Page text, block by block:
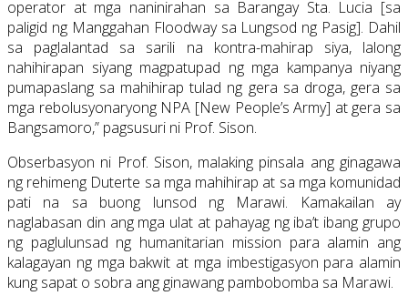
operator at mga naninirahan sa Barangay Sta. Lucia [sa
paligid ng Manggahan Floodway sa Lungsod ng Pasig]. Dahil
sa paglalantad sa sarili na kontra-mahirap siya, lalong
nahihirapan siyang magpatupad ng mga kampanya niyang
pumapaslang sa mahihirap tulad ng gera sa droga, gera sa
mga rebolusyonaryong NPA [New People’s Army] at gera sa
Bangsamoro,” pagsusuri ni Prof. Sison.
Obserbasyon ni Prof. Sison, malaking pinsala ang ginagawa
ng rehimeng Duterte sa mga mahihirap at sa mga komunidad
pati na sa buong lunsod ng Marawi. Kamakailan ay
naglabasan din ang mga ulat at pahayag ng iba’t ibang grupo
ng paglulunsad ng humanitarian mission para alamin ang
kalagayan ng mga bakwit at mga imbestigasyon para alamin
kung sapat o sobra ang ginawang pambobomba sa Marawi.